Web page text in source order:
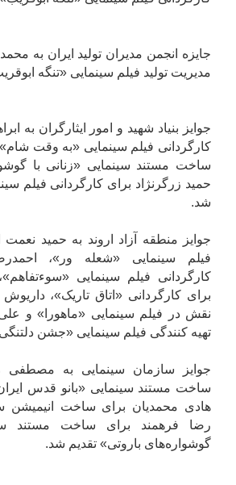
جایزه انجمن مدیران تولید ایران به
مدیریت تولید فیلم سینمایی «تنگه
جوایز بنیاد شهید و امور ایثارگران به
کارگردانی فیلم سینمایی «به وقت
ساخت مستند سینمایی «زنانی با
حمید زرگرنژاد برای کارگردانی فیلم
شد.
جوایز منطقه آزاد اروند به حمید نعمت
فیلم سینمایی «شعله ور»،
کارگردانی فیلم سینمایی
برای کارگردانی «اتاق تاریک»،
نقش در فیلم سینمایی «ماهورا» و
تهیه کنندگی فیلم سینمایی «جشن
جوایز سازمان سینمایی به مصطفی
ساخت مستند سینمایی «بانو قدس
هادی محمدیان برای ساخت انیمیشن
رضا فرهمند برای ساخت مستند
گوشواره‌های باروتی» تقدیم شد.